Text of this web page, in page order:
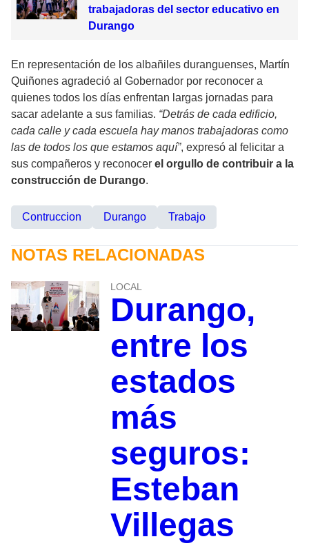
trabajadoras del sector educativo en
Durango
En representación de los albañiles duranguenses, Martín
Quiñones agradeció al Gobernador por reconocer a
quienes todos los días enfrentan largas jornadas para
sacar adelante a sus familias. “Detrás de cada edificio,
cada calle y cada escuela hay manos trabajadoras como
las de todos los que estamos aquí”, expresó al felicitar a
sus compañeros y reconocer el orgullo de contribuir a la
construcción de Durango.
Contruccion Durango Trabajo
NOTAS RELACIONADAS
LOCAL
Durango,
entre los
estados
más
seguros:
Esteban
Villegas